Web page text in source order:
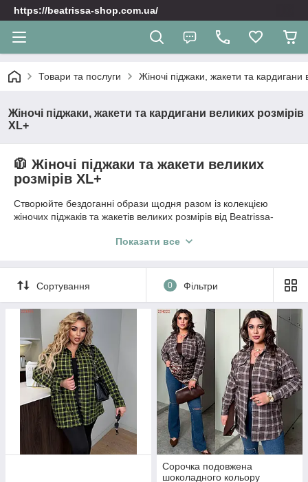
https://beatrissa-shop.com.ua/
Товари та послуги Жіночі піджаки, жакети та кардигани
Жіночі піджаки, жакети та кардигани великих розмірів
XL+
🧥 Жіночі піджаки та жакети великих
розмірів XL+
Створюйте бездоганні образи щодня разом із колекцією
жіночих піджаків та жакетів великих розмірів від Beatrissa-
скоригувати силует, витягнути лінію фігури та додати
пропонуємо моделі plus-size, які розроблені з урахуванням
особливостей пишних форм.
🧶 Модні жіночі кардигани батал для затишних
образів
Для прохолодних днів ідеально підійдуть наші подовжені та
вільні жіночі кардигани великих розмірів. М'яка пряжа, якісний
трикотаж, різноманітність кольорів та сучасний крій дозволять
вам почуватися затишно та впевнено в будь-якій ситуації.
Оновіть свій гардероб стильною новинкою — замовляйте
піджаки та кардигани XL+ за вигідною ціною з швидкою
доставкою по Україні!
Показати все
Сортування 0 Фільтри
Сорочка подовжена
шоколадного кольору